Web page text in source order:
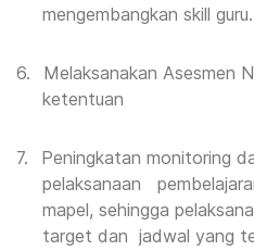
mengembangkan skill guru.
6.
Melaksanakan Asesmen
ketentuan
7.
Peningkatan monitoring
pelaksanaan
mapel, sehingga
target dan jadwal yang